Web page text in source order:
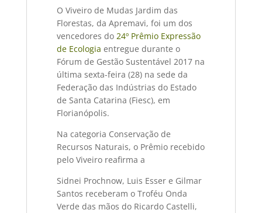
O Viveiro de Mudas Jardim das
Florestas, da Apremavi, foi um dos
vencedores do 24º Prêmio Expressão
de Ecologia entregue durante o
Fórum de Gestão Sustentável 2017 na
última sexta-feira (28) na sede da
Federação das Indústrias do Estado
de Santa Catarina (Fiesc), em
Florianópolis.
Na categoria Conservação de
Recursos Naturais, o Prêmio recebido
pelo Viveiro reafirma a
Sidnei Prochnow, Luis Esser e Gilmar
Santos receberam o Troféu Onda
Verde das mãos do Ricardo Castelli,